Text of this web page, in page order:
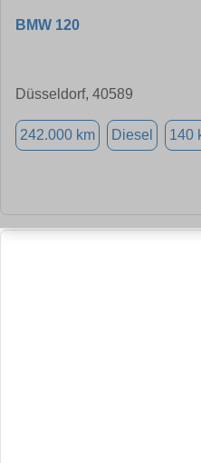
BMW 120
Düsseldorf, 40589
242.000 km Diesel 140